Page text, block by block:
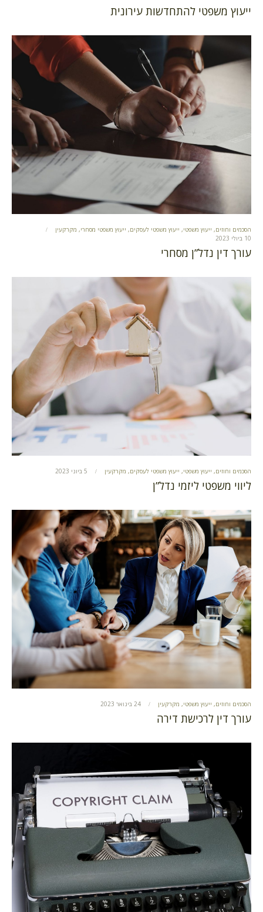
ייעוץ משפטי להתחדשות עירונית
הסכמים וחוזים, ייעוץ משפטי, ייעוץ משפטי לעסקים, ייעוץ משפטי מסחרי, מקרקעין
10 ביולי 2023
עורך דין נדל”ן מסחרי
הסכמים וחוזים, ייעוץ משפטי, ייעוץ משפטי לעסקים, מקרקעין 5 ביוני 2023
ליווי משפטי ליזמי נדל”ן
הסכמים וחוזים, ייעוץ משפטי, מקרקעין 24 בינואר 2023
עורך דין לרכישת דירה